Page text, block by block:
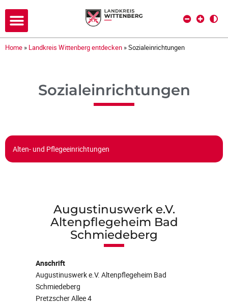
Home » Landkreis Wittenberg entdecken »Sozialeinrichtungen
Sozialeinrichtungen
Alten- und Pflegeeinrichtungen
Augustinuswerk e.V.
Altenpflegeheim Bad
Schmiedeberg
Anschrift
Augustinuswerk e.V. Altenpflegeheim Bad
Schmiedeberg
Pretzscher Allee 4